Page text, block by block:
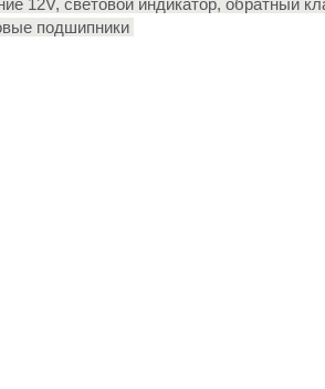
12V, световой индикатор, обратный
подшипники